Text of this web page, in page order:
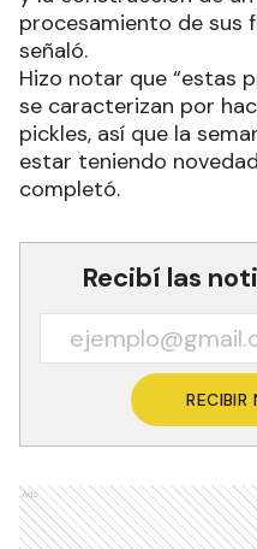
procesamiento de sus
señaló.
Hizo notar que “estas
se caracterizan por
pickles, así que la
estar teniendo
completó.
Recibí las
RECIBIR
Ads